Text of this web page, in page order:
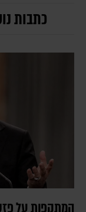
כתבות
המתקפות על